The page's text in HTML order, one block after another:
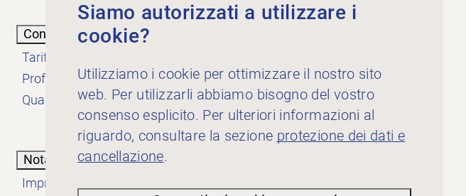
Conoscenze
Tariffe
Professione
Qualità
Per gli inserzionisti
Nota informativa
Impressum
Siamo autorizzati a utilizzare i
cookie?
Utilizziamo i cookie per ottimizzare il nostro sito
web. Per utilizzarli abbiamo bisogno del vostro
consenso esplicito. Per ulteriori informazioni al
riguardo, consultare la sezione protezione dei dati e
cancellazione.